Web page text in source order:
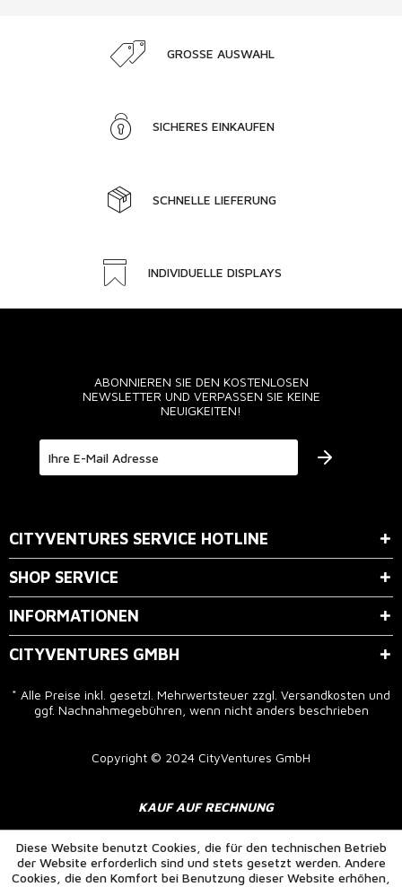
GROSSE AUSWAHL
SICHERES EINKAUFEN
SCHNELLE LIEFERUNG
INDIVIDUELLE DISPLAYS
ABONNIEREN SIE DEN KOSTENLOSEN
NEWSLETTER UND VERPASSEN SIE KEINE
NEUIGKEITEN!
CITYVENTURES SERVICE HOTLINE
SHOP SERVICE
INFORMATIONEN
CITYVENTURES GMBH
* Alle Preise inkl. gesetzl. Mehrwertsteuer zzgl. Versandkosten und
ggf. Nachnahmegebühren, wenn nicht anders beschrieben
Copyright © 2024 CityVentures GmbH
KAUF AUF RECHNUNG
Diese Website benutzt Cookies, die für den technischen Betrieb
der Website erforderlich sind und stets gesetzt werden. Andere
Cookies, die den Komfort bei Benutzung dieser Website erhöhen,